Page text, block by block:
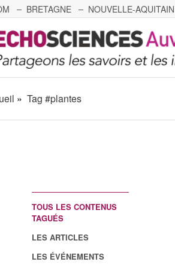
BRETAGNE
NOUVELLE-
GRAND EST
Tag #plantes
TOUS LES CONTENUS
TAGUÉS
LES ARTICLES
LES ÉVÉNEMENTS